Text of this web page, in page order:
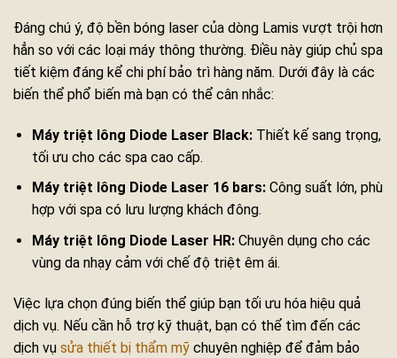
Đáng chú ý, độ bền bóng laser của dòng Lamis vượt trội hơn
hẳn so với các loại máy thông thường. Điều này giúp chủ spa
tiết kiệm đáng kể chi phí bảo trì hàng năm. Dưới đây là các
biến thể phổ biến mà bạn có thể cân nhắc:
Máy triệt lông Diode Laser Black:Thiết kế sang trọng,
tối ưu cho các spa cao cấp.
Máy triệt lông Diode Laser 16 bars:Công suất lớn, phù
hợp với spa có lưu lượng khách đông.
Máy triệt lông Diode Laser HR:Chuyên dụng cho các
vùng da nhạy cảm với chế độ triệt êm ái.
Việc lựa chọn đúng biến thể giúp bạn tối ưu hóa hiệu quả
dịch vụ. Nếu cần hỗ trợ kỹ thuật, bạn có thể tìm đến các
dịch vụ sửa thiết bị thẩm mỹ chuyên nghiệp để đảm bảo